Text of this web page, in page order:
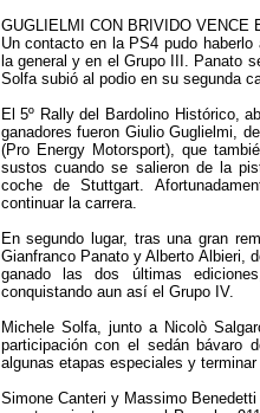
GUGLIELMI CON BRIVIDO VENCE
Un contacto en la PS4 pudo
la general y en el Grupo III. Panato
Solfa subió al podio en su segunda
El 5º Rally del Bardolino Histórico,
ganadores fueron Giulio Guglielmi,
(Pro Energy Motorsport), que
sustos cuando se salieron de la
coche de Stuttgart.
continuar la carrera.
En segundo lugar, tras una gran
Gianfranco Panato y Alberto Albieri,
ganado las dos últimas
conquistando aun así el Grupo IV.
Michele Solfa, junto a Nicolò
participación con el sedán bávaro
algunas etapas especiales y
Simone Canteri y Massimo